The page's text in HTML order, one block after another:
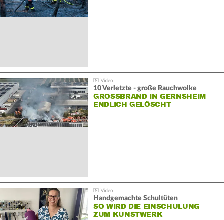
10 Verletzte - große Rauchwolke
GROSSBRAND IN GERNSHEIM E
NDLICH GELÖSCHT
Handgemachte Schultüten
SO WIRD DIE EINSCHULUNG
ZUM KUNSTWERK